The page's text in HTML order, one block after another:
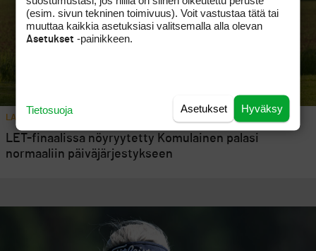
LADIES EUROPEAN TOUR
LET-finaalissa nöyryytetty Komulainen palasi
normaaliin päiväjärjestykseen
(esim. sivun tekninen toimivuus). Voit vastustaa tätä tai
muuttaa kaikkia asetuksiasi valitsemalla alla olevan
Asetukset -painikkeen.
Hyväksy
Asetukset
Tietosuoja